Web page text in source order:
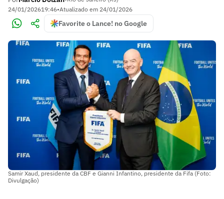
24/01/202619:46•Atualizado em 24/01/2026
Favorite o Lance! no Google
Samir Xaud, presidente da CBF e Gianni Infantino, presidente da Fifa (Foto:
Divulgação)